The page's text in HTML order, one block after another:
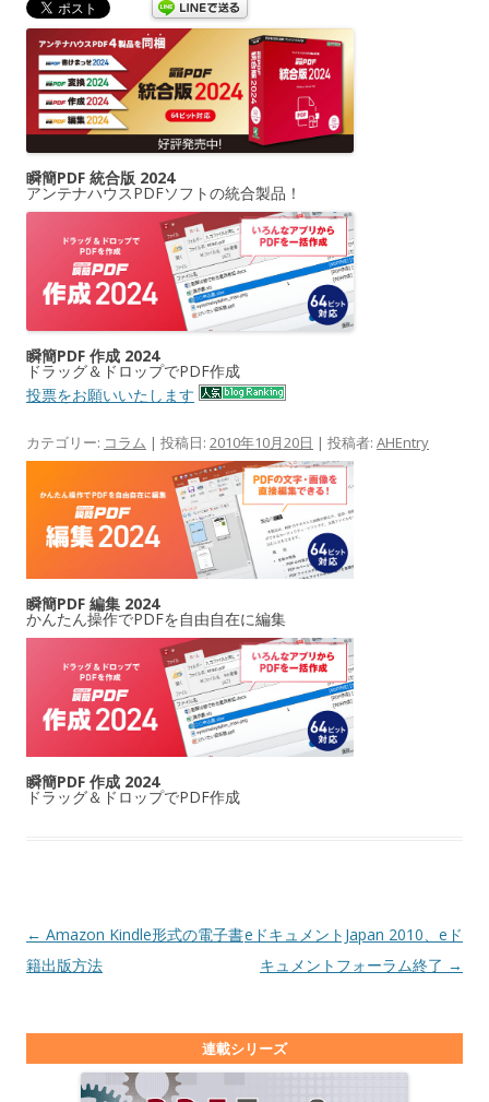
瞬簡PDF 統合版 2024
アンテナハウスPDFソフトの統合製品！
瞬簡PDF 作成 2024
ドラッグ＆ドロップでPDF作成
投票をお願いいたします
カテゴリー: コラム | 投稿日: 2010年10月20日 | 投稿者: AHEntry
瞬簡PDF 編集 2024
かんたん操作でPDFを自由自在に編集
瞬簡PDF 作成 2024
ドラッグ＆ドロップでPDF作成
投稿ナビゲーション
← Amazon Kindle形式の電子書
籍出版方法
eドキュメントJapan 2010、eド
キュメントフォーラム終了 →
連載シリーズ